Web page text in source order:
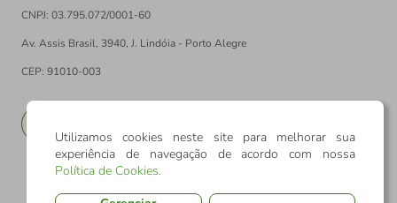
CNPJ: 03.795.072/0001-60
Av. Assis Brasil, 3940, J. Lindóia - Porto Alegre
CEP: 91010-003
Utilizamos cookies neste site para melhorar sua
experiência de navegação de acordo com nossa
Política de Cookies.